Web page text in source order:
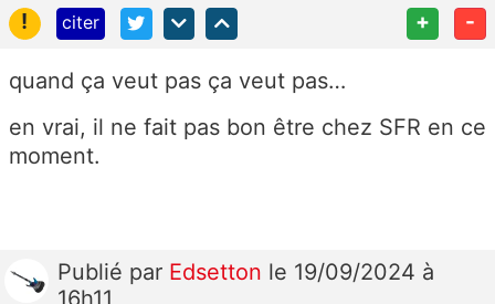
!
citer + -
quand ça veut pas ça veut pas…
en vrai, il ne fait pas bon être chez SFR en ce
moment.
Publié par Edsetton le 19/09/2024 à
16h11